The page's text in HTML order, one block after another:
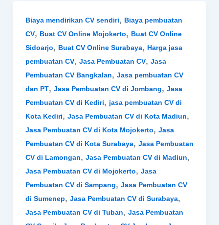
Biaya mendirikan CV sendiri, Biaya pembuatan
CV, Buat CV Online Mojokerto, Buat CV Online
Sidoarjo, Buat CV Online Surabaya, Harga jasa
pembuatan CV, Jasa Pembuatan CV, Jasa
Pembuatan CV Bangkalan, Jasa pembuatan CV
dan PT, Jasa Pembuatan CV di Jombang, Jasa
Pembuatan CV di Kediri, jasa pembuatan CV di
Kota Kediri, Jasa Pembuatan CV di Kota Madiun,
Jasa Pembuatan CV di Kota Mojokerto, Jasa
Pembuatan CV di Kota Surabaya, Jasa Pembuatan
CV di Lamongan, Jasa Pembuatan CV di Madiun,
Jasa Pembuatan CV di Mojokerto, Jasa
Pembuatan CV di Sampang, Jasa Pembuatan CV
di Sumenep, Jasa Pembuatan CV di Surabaya,
Jasa Pembuatan CV di Tuban, Jasa Pembuatan